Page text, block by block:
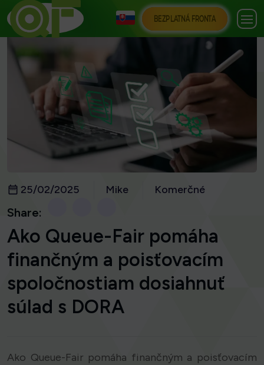
BEZPLATNÁ FRONTA
25/02/2025 Mike Komerčné
Share:
Ako Queue-Fair pomáha
finančným a poisťovacím
spoločnostiam dosiahnuť
súlad s DORA
Ako Queue-Fair pomáha finančným a poisťovacím